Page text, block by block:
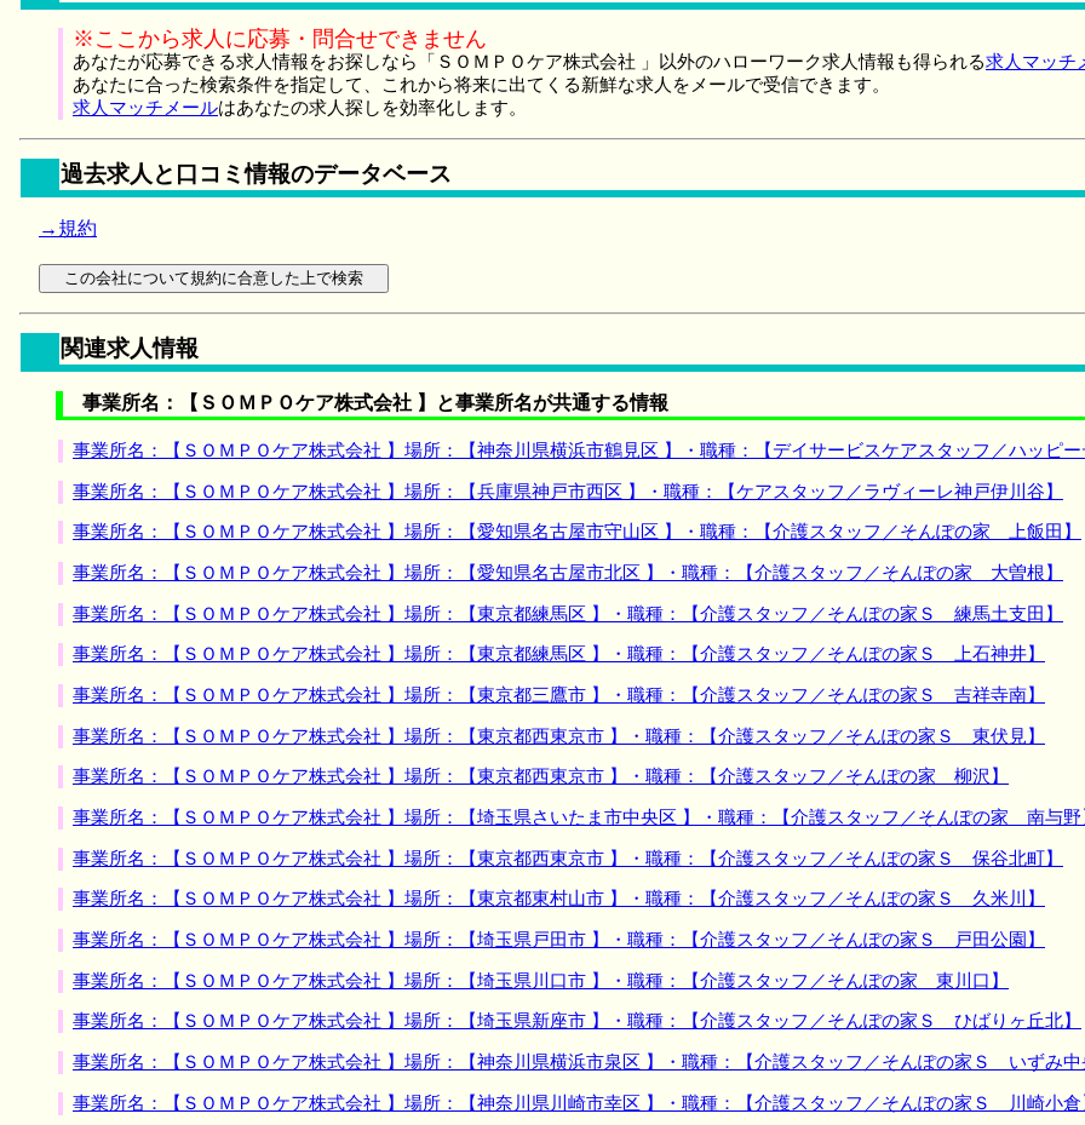
※ここから求人に応募・問合せできません
あなたが応募できる求人情報をお探しなら「ＳＯＭＰＯケア株式会社 」以外のハローワーク求人情報も得られる求人マッチ
あなたに合った検索条件を指定して、これから将来に出てくる新鮮な求人をメールで受信できます。
求人マッチメールはあなたの求人探しを効率化します。
過去求人と口コミ情報のデータベース
→規約
関連求人情報
事業所名：【ＳＯＭＰＯケア株式会社 】と事業所名が共通する情報
事業所名：【ＳＯＭＰＯケア株式会社 】場所：【神奈川県横浜市鶴見区 】・職種：【デイサービスケアスタッフ／ハッピ
事業所名：【ＳＯＭＰＯケア株式会社 】場所：【兵庫県神戸市西区 】・職種：【ケアスタッフ／ラヴィーレ神戸伊川谷】
事業所名：【ＳＯＭＰＯケア株式会社 】場所：【愛知県名古屋市守山区 】・職種：【介護スタッフ／そんぽの家 上飯田】
事業所名：【ＳＯＭＰＯケア株式会社 】場所：【愛知県名古屋市北区 】・職種：【介護スタッフ／そんぽの家 大曽根】
事業所名：【ＳＯＭＰＯケア株式会社 】場所：【東京都練馬区 】・職種：【介護スタッフ／そんぽの家Ｓ 練馬土支田】
事業所名：【ＳＯＭＰＯケア株式会社 】場所：【東京都練馬区 】・職種：【介護スタッフ／そんぽの家Ｓ 上石神井】
事業所名：【ＳＯＭＰＯケア株式会社 】場所：【東京都三鷹市 】・職種：【介護スタッフ／そんぽの家Ｓ 吉祥寺南】
事業所名：【ＳＯＭＰＯケア株式会社 】場所：【東京都西東京市 】・職種：【介護スタッフ／そんぽの家Ｓ 東伏見】
事業所名：【ＳＯＭＰＯケア株式会社 】場所：【東京都西東京市 】・職種：【介護スタッフ／そんぽの家 柳沢】
事業所名：【ＳＯＭＰＯケア株式会社 】場所：【埼玉県さいたま市中央区 】・職種：【介護スタッフ／そんぽの家 南与野
事業所名：【ＳＯＭＰＯケア株式会社 】場所：【東京都西東京市 】・職種：【介護スタッフ／そんぽの家Ｓ 保谷北町】
事業所名：【ＳＯＭＰＯケア株式会社 】場所：【東京都東村山市 】・職種：【介護スタッフ／そんぽの家Ｓ 久米川】
事業所名：【ＳＯＭＰＯケア株式会社 】場所：【埼玉県戸田市 】・職種：【介護スタッフ／そんぽの家Ｓ 戸田公園】
事業所名：【ＳＯＭＰＯケア株式会社 】場所：【埼玉県川口市 】・職種：【介護スタッフ／そんぽの家 東川口】
事業所名：【ＳＯＭＰＯケア株式会社 】場所：【埼玉県新座市 】・職種：【介護スタッフ／そんぽの家Ｓ ひばりヶ丘北】
事業所名：【ＳＯＭＰＯケア株式会社 】場所：【神奈川県横浜市泉区 】・職種：【介護スタッフ／そんぽの家Ｓ いずみ中
事業所名：【ＳＯＭＰＯケア株式会社 】場所：【神奈川県川崎市幸区 】・職種：【介護スタッフ／そんぽの家Ｓ 川崎小倉